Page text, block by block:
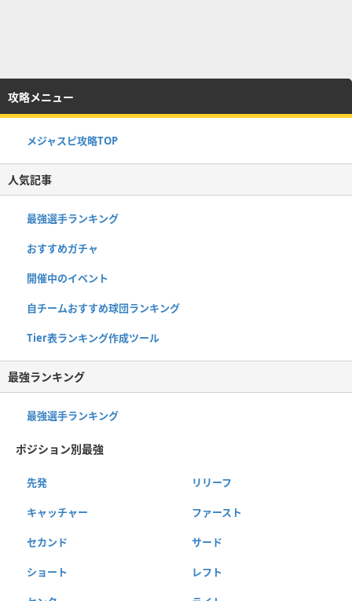
攻略メニュー
メジャスピ攻略TOP
人気記事
最強選手ランキング
おすすめガチャ
開催中のイベント
自チームおすすめ球団ランキング
Tier表ランキング作成ツール
最強ランキング
最強選手ランキング
ポジション別最強
先発 リリーフ
キャッチャー ファースト
セカンド サード
ショート レフト